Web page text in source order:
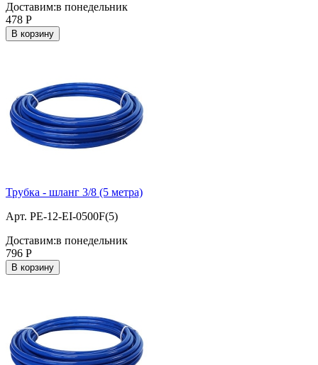
Доставим:в понедельник
478 Р
В корзину
Трубка - шланг 3/8 (5 метра)
Арт. PE-12-EI-0500F(5)
Доставим:в понедельник
796 Р
В корзину